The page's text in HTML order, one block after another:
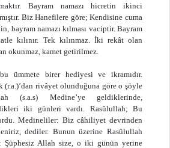
Bayram namazı hicretin ikinci
Biz Hanefilere göre; Kendisine cuma
bayram namazı kılması vaciptir. Bayram
kılınır. Tek kılınmaz. İki rekât olan
okunmaz, kamet getirilmez.
ümmete birer hediyesi ve ikramıdır.
rivâyet olunduğuna göre o şöyle
(s.a.s) Medine’ye geldiklerinde,
iki günleri vardı. Rasûlullah; Bu
Medineliler: Biz câhiliyet devrinden
dediler. Bunun üzerine Rasûlullah
Şüphesiz Allah size, o iki günün yerine